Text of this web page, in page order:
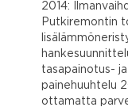
2014:
Putkiremontin
tasapainotus-
painehuuhtelu
ottamatta